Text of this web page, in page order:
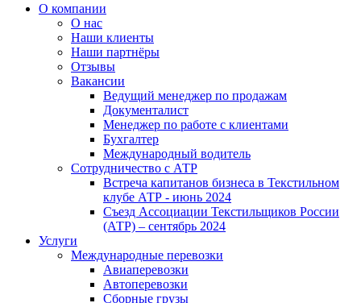
О компании
О нас
Наши клиенты
Наши партнёры
Отзывы
Вакансии
Ведущий менеджер по продажам
Документалист
Менеджер по работе с клиентами
Бухгалтер
Международный водитель
Сотрудничество с АТР
Встреча капитанов бизнеса в Текстильном
клубе АТР - июнь 2024
Съезд Ассоциации Текстильщиков России
(АТР) – сентябрь 2024
Услуги
Международные перевозки
Авиаперевозки
Автоперевозки
Сборные грузы